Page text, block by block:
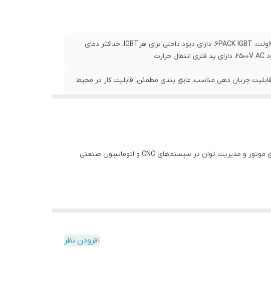
قابلیت تحمل جریان 75 آمپر، قابلیت تحمل ولتاژ 600ولت، 6PACK IGBT، دارای دیود داخلی برای هرIGBT، حداکثر دمای
جریان دهی مناسب، عایق بندی مطمئن، قابلیت کار در محیط
ماژول IGBT FUJI EVK71-060 یک قطعه صنعتی با عملکرد بالا برای اینورترهای سه فاز است. این ماژول برای کنترل دقیق موتور و مدیریت توان در سیستم‌های CNC و اتوماسیون صنعتی
افزودن نظر